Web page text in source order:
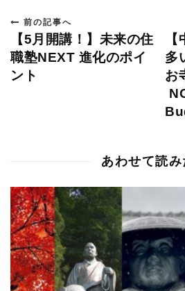
前の記事へ
【5月開講！】未来の住
職塾NEXT 進化のポイ
ント
多
お
あわせて読み